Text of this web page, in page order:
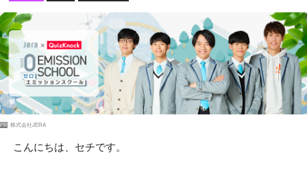
PR 株式会社JERA
こんにちは、セチです。